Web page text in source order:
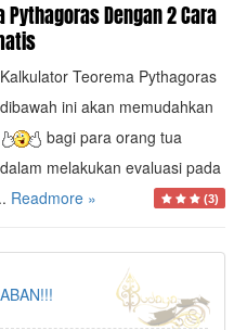
Dengan 2 Cara
Kalkulator Teorema Pythagoras
dibawah ini akan memudahkan
bagi para orang tua
dalam melakukan evaluasi pada
Readmore » (3)